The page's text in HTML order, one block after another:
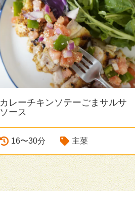
カレーチキンソテーごまサルサ
ソース
16〜30分 主菜